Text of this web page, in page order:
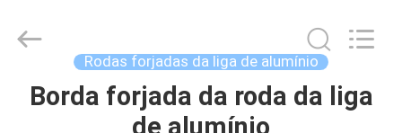
CASA
Rimax
Industry
Reserved.
Rodas forjadas da liga de alumínio
Borda forjada da roda da liga
de alumínio